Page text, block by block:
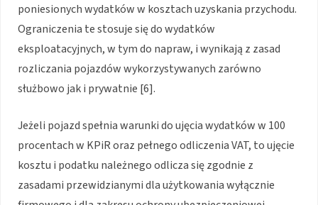
poniesionych wydatków w kosztach uzyskania przychodu.
Ograniczenia te stosuje się do wydatków
eksploatacyjnych, w tym do napraw, i wynikają z zasad
rozliczania pojazdów wykorzystywanych zarówno
służbowo jak i prywatnie [6].
Jeżeli pojazd spełnia warunki do ujęcia wydatków w 100
procentach w KPiR oraz pełnego odliczenia VAT, to ujęcie
kosztu i podatku należnego odlicza się zgodnie z
zasadami przewidzianymi dla użytkowania wyłącznie